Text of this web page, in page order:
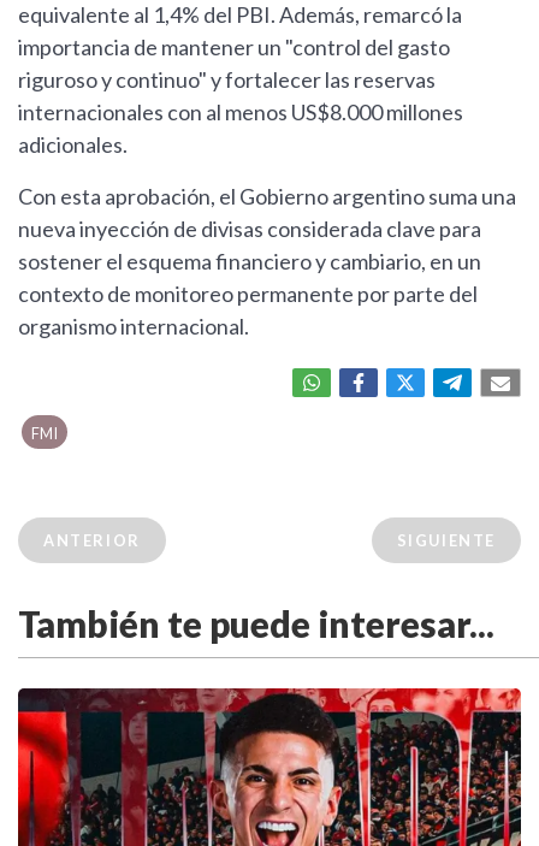
equivalente al 1,4% del PBI. Además, remarcó la
importancia de mantener un "control del gasto
riguroso y continuo" y fortalecer las reservas
internacionales con al menos US$8.000 millones
adicionales.
Con esta aprobación, el Gobierno argentino suma una
nueva inyección de divisas considerada clave para
sostener el esquema financiero y cambiario, en un
contexto de monitoreo permanente por parte del
organismo internacional.
FMI
ANTERIOR SIGUIENTE
También te puede interesar...